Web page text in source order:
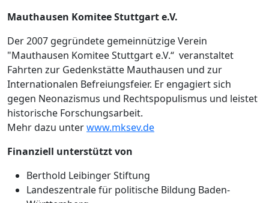
Mauthausen Komitee Stuttgart e.V.
Der 2007 gegründete gemeinnützige Verein
"Mauthausen Komitee Stuttgart e.V.“ veranstaltet
Fahrten zur Gedenkstätte Mauthausen und zur
Internationalen Befreiungsfeier. Er engagiert sich
gegen Neonazismus und Rechtspopulismus und leistet
historische Forschungsarbeit.
Mehr dazu unterwww.mksev.de
Finanziell unterstützt von
Berthold Leibinger Stiftung
Landeszentrale für politische Bildung Baden-